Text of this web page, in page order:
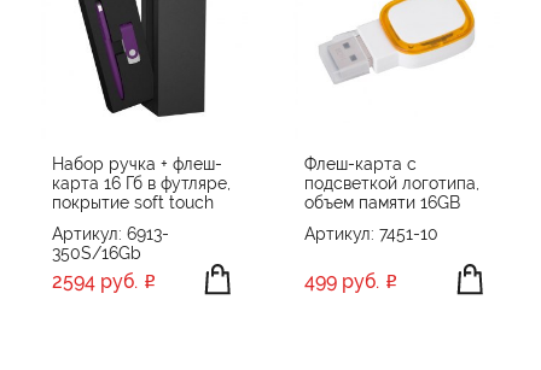
Набор ручка + флеш-
карта 16 Гб в футляре,
покрытие soft touch
Артикул: 6913-
350S/16Gb
2594 руб.
Флеш-карта с
подсветкой логотипа,
объем памяти 16GB
Артикул: 7451-10
499 руб.